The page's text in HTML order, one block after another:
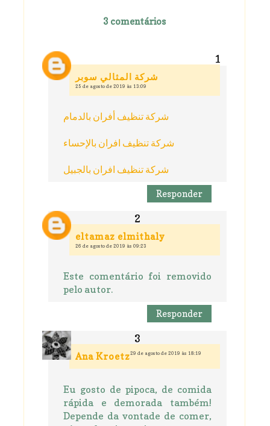
3 comentários
شركة المثالي سوبر
25 de agosto de 2019 às 13:09
شركة تنظيف أفران بالدمام
شركة تنظيف افران بالإحساء
شركة تنظيف افران بالجبيل
Responder
eltamaz elmithaly
26 de agosto de 2019 às 09:23
Este comentário foi removido
pelo autor.
Responder
Ana Kroetz29 de agosto de 2019 às 18:19
Eu gosto de pipoca, de comida
rápida e demorada também!
Depende da vontade de comer,